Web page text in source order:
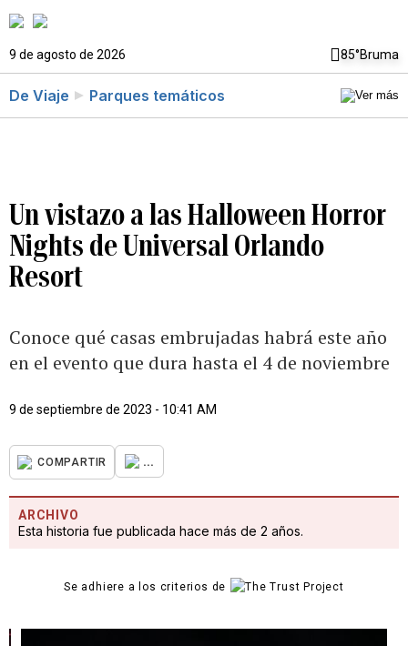
9 de agosto de 2026 85°Bruma
De Viaje Parques temáticos
Un vistazo a las Halloween Horror
Nights de Universal Orlando
Resort
Conoce qué casas embrujadas habrá este año
en el evento que dura hasta el 4 de noviembre
9 de septiembre de 2023 - 10:41 AM
COMPARTIR ...
ARCHIVO
Esta historia fue publicada hace más de 2 años.
Se adhiere a los criterios de